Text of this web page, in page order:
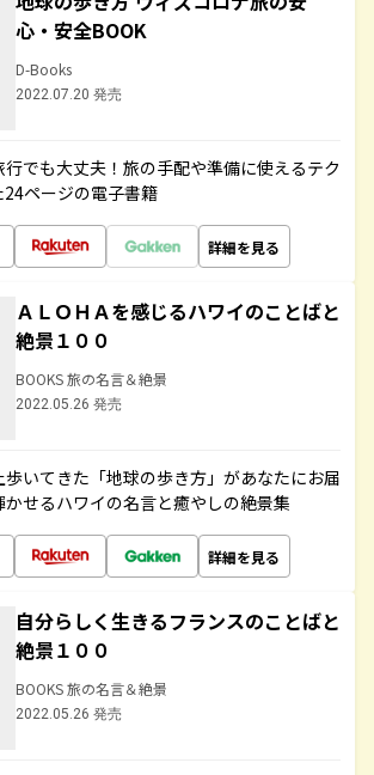
心・安全BOOK
D-Books
2022.07.20 発売
でも大丈夫！旅の手配や準備に使えるテク
ページの電子書籍
詳細を見る
ＡＬＯＨＡを感じるハワイのことばと
絶景１００
BOOKS 旅の名言＆絶景
2022.05.26 発売
いてきた「地球の歩き方」があなたにお届
かせるハワイの名言と癒やしの絶景集
詳細を見る
自分らしく生きるフランスのことばと
絶景１００
BOOKS 旅の名言＆絶景
2022.05.26 発売